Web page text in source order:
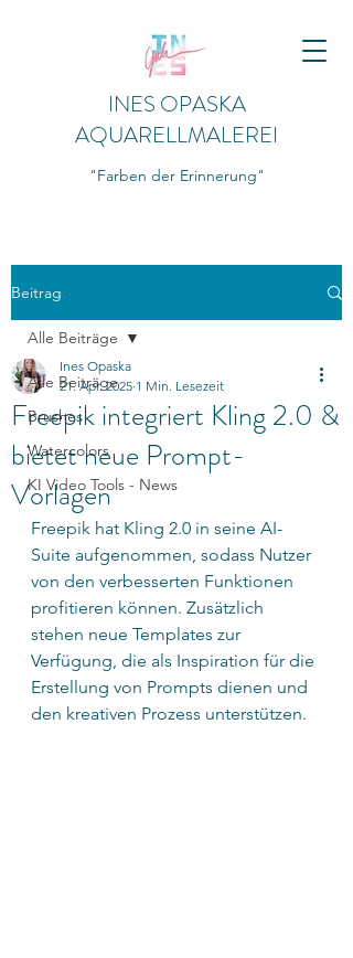
INES OPASKA
AQUARELLMALEREI
"Farben der Erinnerung"
Beitrag
Alle Beiträge
Brushes
Watercolors
KI Video Tools - News
Alle Beiträge
Freepik integriert Kling 2.0 &
bietet neue Prompt-
Vorlagen
Ines Opaska
21. Apr. 2025 1 Min. Lesezeit
Freepik hat Kling 2.0 in seine AI-
Suite aufgenommen, sodass Nutzer
von den verbesserten Funktionen
profitieren können. Zusätzlich
stehen neue Templates zur
Verfügung, die als Inspiration für die
Erstellung von Prompts dienen und
den kreativen Prozess unterstützen.​